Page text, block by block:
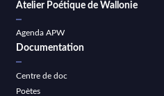
Atelier Poétique de Wallonie
Agenda APW
Documentation
Centre de doc
Poètes